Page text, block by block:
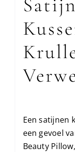
Een satijnen
een gevoel
Beauty